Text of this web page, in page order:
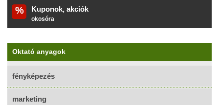
% Kuponok, akciók
okosóra
Oktató anyagok
fényképezés
marketing